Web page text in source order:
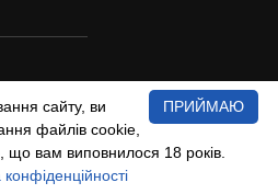
© 2016-2022
з сайту обов'язкове пряме
гіперпосилання на сайт
ПРИЙМАЮ
сайту, ви
файлів cookie,
що вам виповнилося 18 років.
конфіденційності